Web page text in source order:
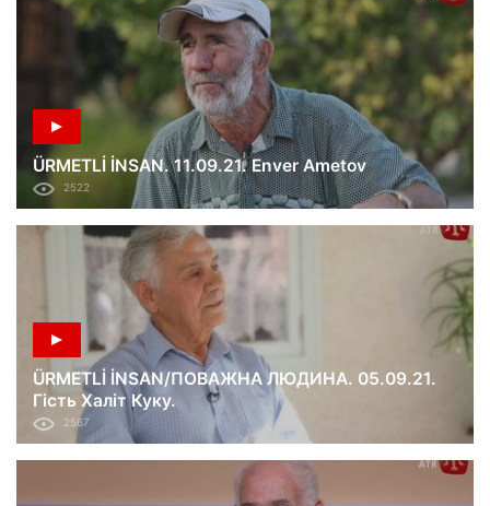
ÜRMETLİ İNSAN. 11.09.21. Enver Ametov
2522
ÜRMETLİ İNSAN/ПОВАЖНА ЛЮДИНА. 05.09.21.
Гість Халіт Куку.
2567